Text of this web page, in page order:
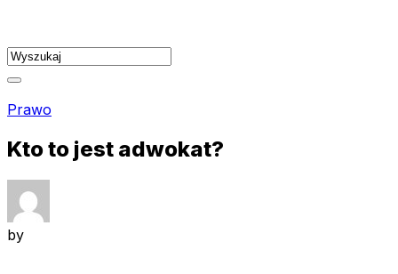
content
Prawo
Kto to jest adwokat?
by